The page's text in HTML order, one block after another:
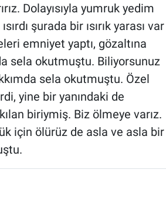
Dolayısıyla yumruk yedim
şurada bir ısırık yarası var
emniyet yaptı, gözaltına
sela okutmuştu. Biliyorsunuz
sela okutmuştu. Özel
yine bir yanındaki de
biriymiş. Biz ölmeye varız.
için ölürüz de asla ve asla bir